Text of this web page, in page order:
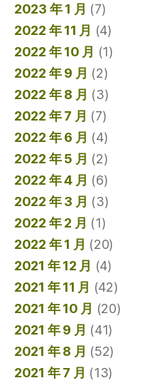
2023 年 1 月 (7)
2022 年 11 月 (4)
2022 年 10 月 (1)
2022 年 9 月 (2)
2022 年 8 月 (3)
2022 年 7 月 (7)
2022 年 6 月 (4)
2022 年 5 月 (2)
2022 年 4 月 (6)
2022 年 3 月 (3)
2022 年 2 月 (1)
2022 年 1 月 (20)
2021 年 12 月 (4)
2021 年 11 月 (42)
2021 年 10 月 (20)
2021 年 9 月 (41)
2021 年 8 月 (52)
2021 年 7 月 (13)